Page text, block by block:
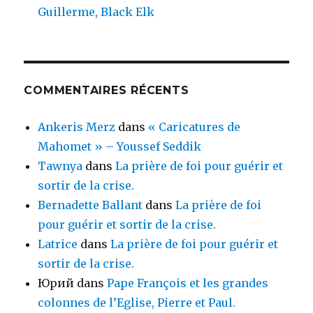
Guillerme, Black Elk
COMMENTAIRES RÉCENTS
Ankeris Merz dans « Caricatures de
Mahomet » – Youssef Seddik
Tawnya dansLa prière de foi pour guérir et
sortir de la crise.
Bernadette Ballant dansLa prière de foi
pour guérir et sortir de la crise.
Latrice dansLa prière de foi pour guérir et
sortir de la crise.
Юрий dansPape François et les grandes
colonnes de l’Eglise, Pierre et Paul.